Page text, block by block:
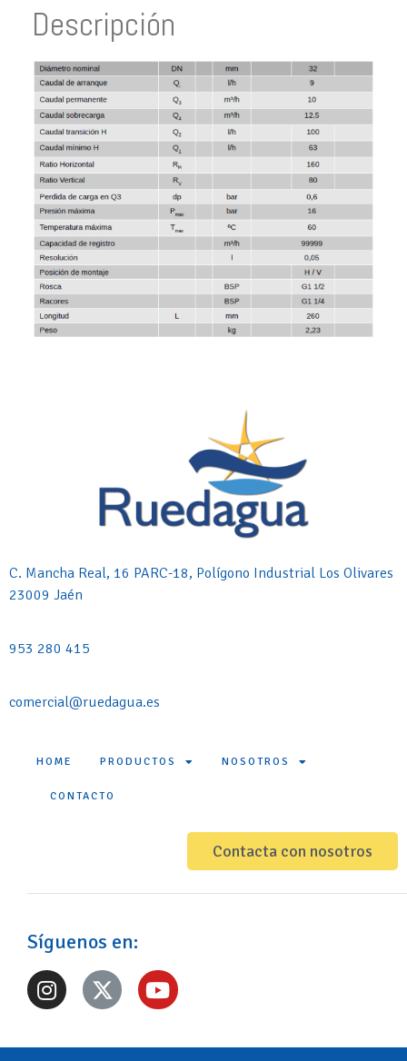
Descripción
C. Mancha Real, 16 PARC-18, Polígono Industrial Los Olivares
23009 Jaén
953 280 415
comercial@ruedagua.es
HOME PRODUCTOS NOSOTROS
CONTACTO
Contacta con nosotros
Síguenos en: